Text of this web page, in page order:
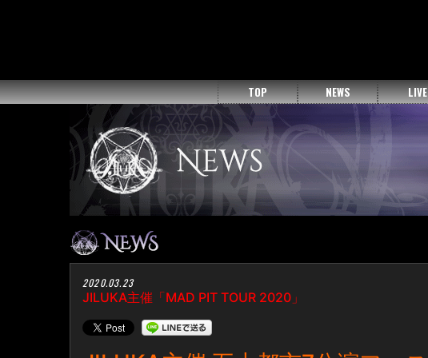
TOP NEWS LIVE
2020.03.23
JILUKA主催「MAD PIT TOUR 2020」